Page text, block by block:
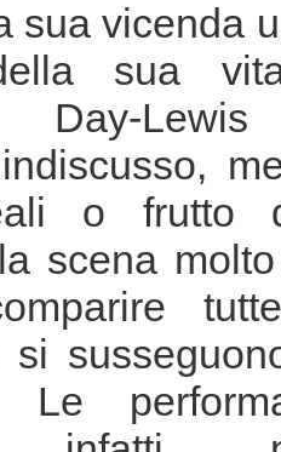
sua vicenda
sua
Day-
o frutto
scena
si
Le